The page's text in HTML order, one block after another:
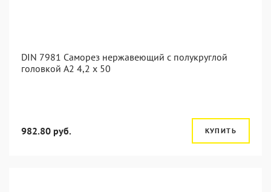
DIN 7981 Саморез нержавеющий с полукруглой
головкой А2 4,2 x 50
982.80 руб. КУПИТЬ